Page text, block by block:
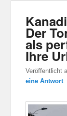
Der
als
Ihre
Veröffentlicht
eine Antwort